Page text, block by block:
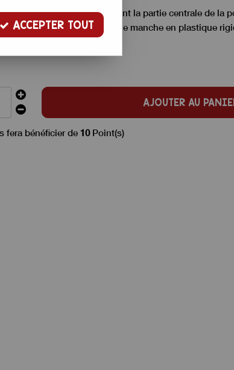
de retirer très facilement la partie centrale de la
1,5 cm, la lame est en inox, le manche en plastique
AJOUTER AU
fera bénéficier de 10Point(s)
ACCEPTER TOUT